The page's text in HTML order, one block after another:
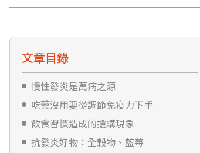
文章目錄
慢性發炎是萬病之源
吃藥沒用要從調節免疫力下手
飲食習慣造成的搶購現象
抗發炎好物：全榖物、藍莓